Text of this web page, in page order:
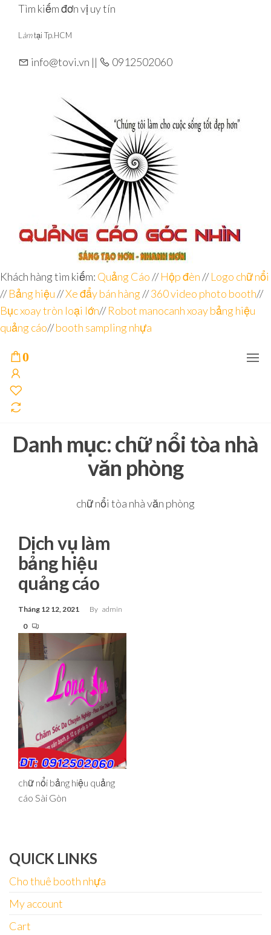
Skip
content
Tìm kiếm đơn vị uy tín
L àmtại Tp.HCM
info@tovi.vn || 0912502060
Đơn vị
chuyên
sâu – 8
năm
kinh
nghiệm
Góc
Nhìn
Agency –
nhà sản
xuất
POSM,
Quầy
Sampling,
Booth
trưng
bày, tủ
trưng
bày… tại
Tp.Hồ
Khách hàng tìm kiếm: Quảng Cáo//Hộp đèn//Logo chữ nổi
//Bảng hiệu//Xe đẩy bán hàng//360 video photo booth//
Bục xoay tròn loại lớn//Robot manocanh xoay bảng hiệu
quảng cáo//booth sampling nhựa
0
Danh mục:chữ nổi tòa nhà
văn phòng
chữ nổi tòa nhà văn phòng
Dịch vụ làm
bảng hiệu
quảng cáo
Tháng 12 12, 2021 By admin
0
chữ nổi bảng hiệu quảng
cáo Sài Gòn
QUICK LINKS
Cho thuê booth nhựa
My account
Cart